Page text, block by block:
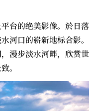
台的绝美影像。於日落
河口的崭新地标合影。
漫步淡水河畔，欣赏世
。